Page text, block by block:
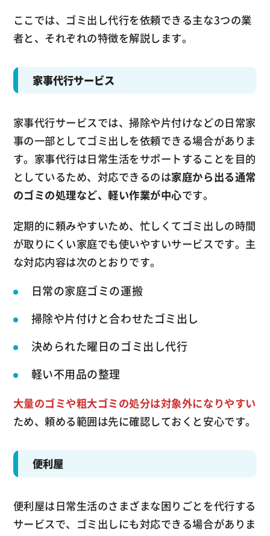
ここでは、ゴミ出し代行を依頼できる主な3つの業
者と、それぞれの特徴を解説します。
家事代行サービス
家事代行サービスでは、掃除や片付けなどの日常家
事の一部としてゴミ出しを依頼できる場合がありま
す。家事代行は日常生活をサポートすることを目的
としているため、対応できるのは家庭から出る通常
のゴミの処理など、軽い作業が中心です。
定期的に頼みやすいため、忙しくてゴミ出しの時間
が取りにくい家庭でも使いやすいサービスです。主
な対応内容は次のとおりです。
日常の家庭ゴミの運搬
掃除や片付けと合わせたゴミ出し
決められた曜日のゴミ出し代行
軽い不用品の整理
大量のゴミや粗大ゴミの処分は対象外になりやすい
ため、頼める範囲は先に確認しておくと安心です。
便利屋
便利屋は日常生活のさまざまな困りごとを代行する
サービスで、ゴミ出しにも対応できる場合がありま